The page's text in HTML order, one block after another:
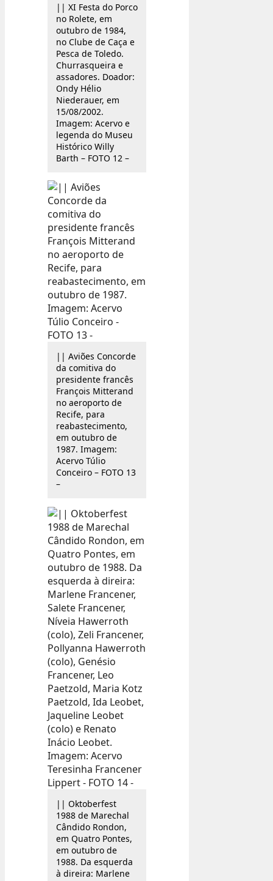
|| XI Festa do Porco
no Rolete, em
outubro de 1984,
no Clube de Caça e
Pesca de Toledo.
Churrasqueira e
assadores. Doador:
Ondy Hélio
Niederauer, em
15/08/2002.
Imagem: Acervo e
legenda do Museu
Histórico Willy
Barth – FOTO 12 –
|| Aviões Concorde
da comitiva do
presidente francês
François Mitterand
no aeroporto de
Recife, para
reabastecimento,
em outubro de
1987. Imagem:
Acervo Túlio
Conceiro – FOTO 13
–
|| Oktoberfest
1988 de Marechal
Cândido Rondon,
em Quatro Pontes,
em outubro de
1988. Da esquerda
à direira: Marlene